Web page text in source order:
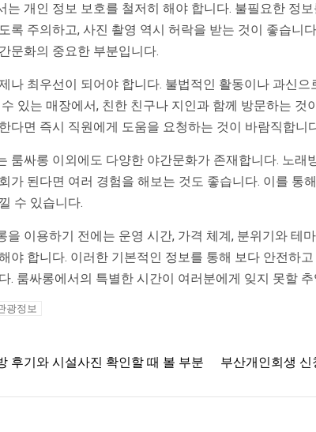
는 개인 정보 보호를 철저히 해야 합니다. 불필요한 정
록 주의하고, 사진 촬영 역시 허락을 받는 것이 좋습니
문화의 중요한 부분입니다.
나 최우선이 되어야 합니다. 불법적인 활동이나 과신
있는 매장에서, 친한 친구나 지인과 함께 방문하는 것
다면 즉시 직원에게 도움을 요청하는 것이 바람직합니
룸싸롱 이외에도 다양한 야간문화가 존재합니다. 노래
가 된다면 여러 경험을 해보는 것도 좋습니다. 이를 통
수 있습니다.
을 이용하기 전에는 운영 시간, 가격 체계, 분위기와 테
야 합니다. 이러한 기본적인 정보를 통해 보다 안전하
. 룸싸롱에서의 특별한 시간이 여러분에게 잊지 못할
광정보
후기와 시설사진 확인할 때 볼 부분
부산개인회생